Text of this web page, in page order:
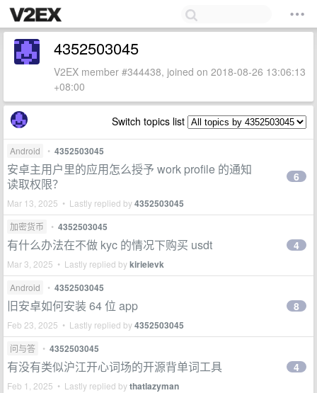
4352503045
V2EX member #344438, joined on 2018-08-26 13:06:13
+08:00
Switch topics list
Android • 4352503045
安卓主用户里的应用怎么授予 work profile 的通知
读取权限？
Mar 13, 2025 • Lastly replied by4352503045
6
加密货币 • 4352503045
有什么办法在不做 kyc 的情况下购买 usdt
Mar 3, 2025 • Lastly replied bykirieievk
4
Android • 4352503045
旧安卓如何安装 64 位 app
Feb 23, 2025 • Lastly replied by4352503045
8
问与答 • 4352503045
有没有类似沪江开心词场的开源背单词工具
Feb 1, 2025 • Lastly replied bythatlazyman
4